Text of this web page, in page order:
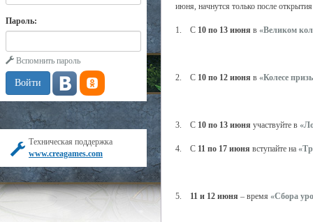
Пароль:
Вспомнить пароль
Техническая поддержка
www.creagames.com
июня, начнутся только после
1. С 10 по 13 июня в «Великом
2. С 10 по 12 июня в «Колесе
3. С 10 по 13 июня участвуйте в
4. С 11 по 17 июня вступайте на
5. 11 и 12 июня – время «Сбора